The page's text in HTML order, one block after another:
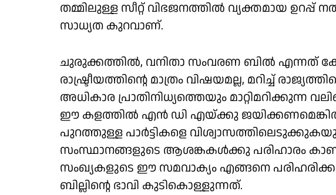
തമ്മിലുള്ള സീറ്റ് വിഭജനത്തില്‍ വ്യക്തമായ ഉറപ്പ്
സാധ്യത കുറവാണ്.
ചുരുക്കത്തില്‍, വനിതാ സംവരണ ബിൽ എന്നത്
രാഷ്ട്രീയത്തിന്റെ മാത്രം വിഷയമല്ല, മറിച്ച്
അധികാര പ്രാതിനിധ്യത്തെയും മാറ്റിമറിക്കുന്ന
ഈ കളത്തില്‍ എന്‍ ഡി എയ്ക്കു
പുറത്തുള്ള പാര്‍ട്ടികളെ
സംസ്ഥാനങ്ങളുടെ ആശങ്കകള്‍ക്കു പരിഹാരം
സംഖ്യകളുടെ ഈ സമവാക്യം എങ്ങനെ
ബില്ലിന്റെ ഭാവി കുടികൊള്ളുന്നത്.